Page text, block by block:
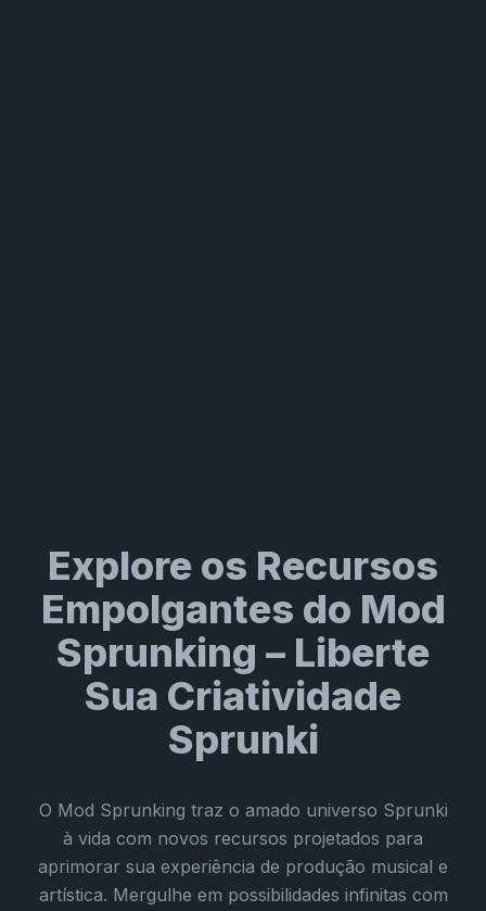
Explore os Recursos
Empolgantes do Mod
Sprunking – Liberte
Sua Criatividade
Sprunki
O Mod Sprunking traz o amado universo Sprunki
à vida com novos recursos projetados para
aprimorar sua experiência de produção musical e
artística. Mergulhe em possibilidades infinitas com